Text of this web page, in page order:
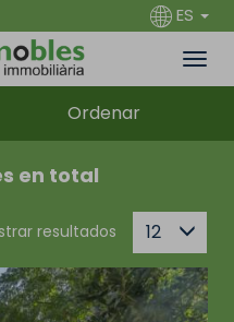
ES
Ordenar
en total
resultados 12